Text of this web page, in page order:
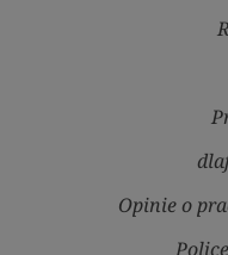
Opinie o